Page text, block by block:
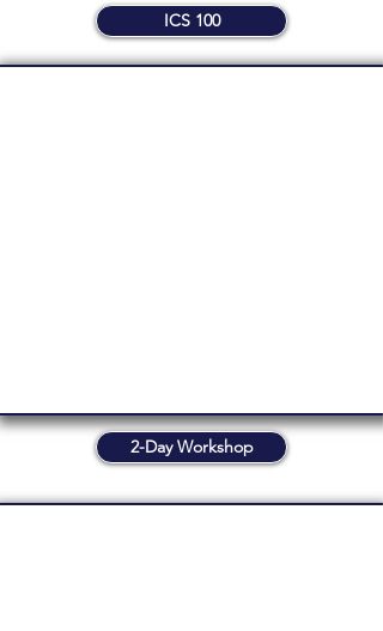
ICS 100
2-Day Workshop